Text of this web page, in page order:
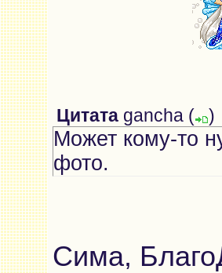
Цитата gancha ( )
Может кому-то
фото.
Сима,